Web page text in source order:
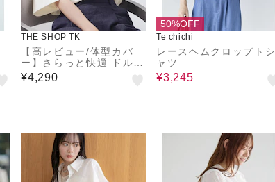
THE SHOP TK
【高レビュー/体型カバ
ー】さらっと快適 ドルマ
ン5分袖ブラウス
¥4,290
50%OFF
Te chichi
レースヘムクロップトシ
ャツ
¥3,245